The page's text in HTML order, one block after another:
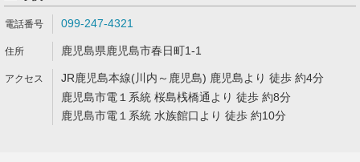
099-247-4321
鹿児島県鹿児島市春日町1-1
JR鹿児島本線(川内～鹿児島) 鹿児島より 徒歩 約4分
鹿児島市電１系統 桜島桟橋通より 徒歩 約8分
鹿児島市電１系統 水族館口より 徒歩 約10分